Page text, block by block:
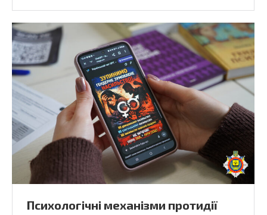
Психологічні механізми протидії